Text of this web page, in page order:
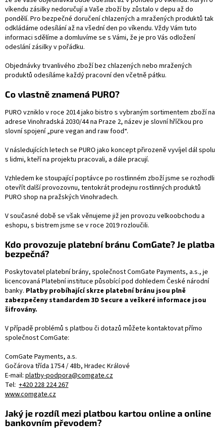
víkendu zásilky nedoručují a Vaše zboží by zůstalo v depu až do
pondělí. Pro bezpečné doručení chlazených a mražených produktů tak
odkládáme odesílání až na všední den po víkendu. Vždy Vám tuto
informaci sdělíme a domluvíme se s Vámi, že je pro Vás odložení
odeslání zásilky v pořádku.
Objednávky trvanlivého zboží bez chlazených nebo mražených
produktů odesíláme každý pracovní den včetně pátku.
Co vlastně znamená PURO?
PURO vzniklo v roce 2014 jako bistro s vybraným sortimentem zboží na
adrese Vinohradská 2030/44 na Praze 2, název je slovní hříčkou pro
slovní spojení „pure vegan and raw food“.
V následujících letech se PURO jako koncept přirozeně vyvíjel dál spolu
s lidmi, kteří na projektu pracovali, a dále pracují.
Vzhledem ke stoupající poptávce po rostlinném zboží jsme se rozhodli
otevřít další provozovnu, tentokrát prodejnu rostlinných produktů
PURO shop na pražských Vinohradech.
V současné době se však věnujeme již jen provozu velkoobchodu a
eshopu, s bistrem jsme se v roce 2019 rozloučili.
Kdo provozuje platební bránu ComGate? Je platba
bezpečná?
Poskytovatel platební brány, společnost ComGate Payments, a.s., je
licencovaná Platební instituce působící pod dohledem České národní
banky. Platby probíhající skrze platební bránu jsou plně
zabezpečeny standardem 3D Secure a veškeré informace jsou
šifrovány.
V případě problémů s platbou či dotazů můžete kontaktovat přímo
společnost ComGate:
ComGate Payments, a.s.
Gočárova třída 1754 / 48b, Hradec Králové
E-mail: platby-podpora@comgate.cz
Tel: +420 228 224 267
www.comgate.cz
Jaký je rozdíl mezi platbou kartou online a online
bankovním převodem?